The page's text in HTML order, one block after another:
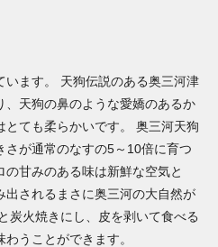
ます。 天狗伝説のある奥三河津
天狗の鼻のような愛嬌のあるか
とても柔らかいです。 奥三河天狗
さが通常のなすの5～10倍に育つ
甘みのある味は新鮮な空気と
されるまさに奥三河の大自然が
炭火焼きにし、皮を剥いて食べる
うことができます。